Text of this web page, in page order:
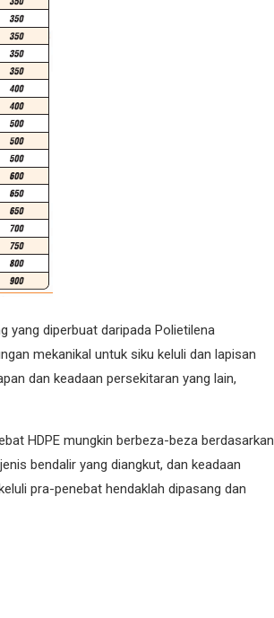
yang diperbuat daripada Polietilena
mekanikal untuk siku keluli dan lapisan
dan keadaan persekitaran yang lain,
HDPE mungkin berbeza-beza berdasarkan
bendalir yang diangkut, dan keadaan
pra-penebat hendaklah dipasang dan